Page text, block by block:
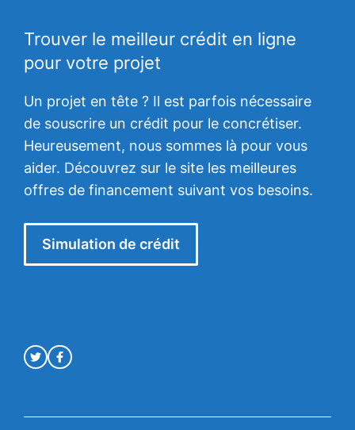
Trouver le meilleur crédit en ligne
pour votre projet
Un projet en tête ? Il est parfois nécessaire
de souscrire un crédit pour le concrétiser.
Heureusement, nous sommes là pour vous
aider. Découvrez sur le site les meilleures
offres de financement suivant vos besoins.
Simulation de crédit